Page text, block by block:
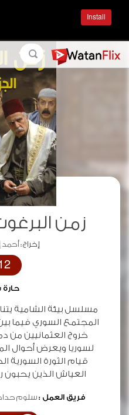
زمن
إخراج :أحمد
مسلسل بيئة الشامية
خروج العثمانيين من
لسوريا ويعرض أحوال
قيام الثورة السورية
العياش الذين يحبون
فريق العمل :سلوم
Install